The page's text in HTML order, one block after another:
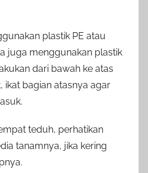
plastik PE atau
juga menggunakan plastik
dari bawah ke atas
ikat bagian atasnya agar
teduh, perhatikan
tanamnya, jika kering